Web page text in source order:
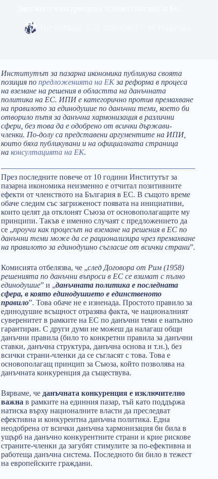
Институтът за пазарна икономика публикува своята
позиция по предложенията на ЕКза реформа в процеса
на вземане на решения в областта на данъчната
политика на ЕС. ИПИ е категорично против премахване
на правилото за единодушие по данъчни теми, което би
отворило пътя за данъчна хармонизация в различни
сфери, без това да е одобрено от всички държави-
членки. По-долу са представени аргументите на ИПИ,
които бяха публикувани и на официалната страница
на консултацията на ЕК.
През последните повече от 10 години Институтът за
пазарна икономика неизменно е отчитал позитивните
ефекти от членството на България в ЕС. В същото време
обаче следим със загриженост появата на инициативи,
които целят да отклонят Съюза от основополагащите му
принципи. Такъв е именно случаят с предложението да
се „проучи как процесът на вземане на решения в ЕС по
данъчни теми може да се рационализира чрез премахване
на правилото за единодушно съгласие от всички страни”.
Комисията отбелязва, че „след Договора от Рим (1958)
решенията по данъчни въпроси в ЕС се взимат с пълно
единодушие” и „данъчната политика е последната
сфера, в която единодушието е единственото
правило”. Това обаче не е изненада. Простото правило за
единодушие всъщност отразява факта, че националният
суверенитет в рамките на ЕС по данъчни теми е напълно
гарантиран. С други думи не можеш да налагаш общи
данъчни правила (било то конкретни правила за данъчни
ставки, данъчна структура, данъчна основа и т.н.), без
всички страни-членки да се съгласят с това. Това е
основополагащ принцип за Съюза, който позволява на
данъчната конкуренция да съществува.
Вярваме, че данъчната конкуренция е изключително
важна в рамките на единния пазар, тъй като поддържа
натиска върху националните власти да преследват
ефективна и конкурентна данъчна политика. Една
неодобрена от всички данъчна хармонизация би била в
ущърб на данъчно конкурентните страни и крие рискове
страните-членки да загубят стимулите за по-ефективна и
работеща данъчна система. Последното би било в тежест
на европейските граждани.